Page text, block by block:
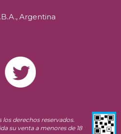
Argentina
los derechos reservados.
su venta a menores de 18